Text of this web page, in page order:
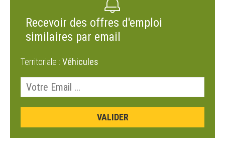
Recevoir des offres d'emploi
similaires par email
Territoriale : Véhicules